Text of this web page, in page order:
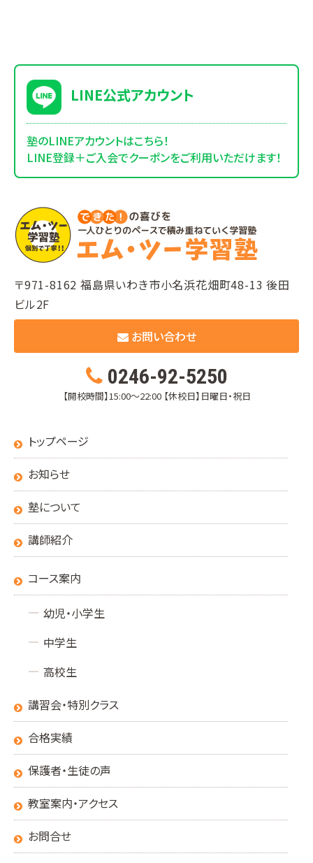
LINE公式アカウント
塾のLINEアカウントはこちら！
LINE登録＋ご入会でクーポンをご利用いただけます！
〒971-8162 福島県いわき市小名浜花畑町48-13 後田
ビル2F
お問い合わせ
0246-92-5250
【開校時間】15:00～22:00 【休校日】日曜日・祝日
トップページ
お知らせ
塾について
講師紹介
コース案内
幼児・小学生
中学生
高校生
講習会・特別クラス
合格実績
保護者・生徒の声
教室案内・アクセス
お問合せ